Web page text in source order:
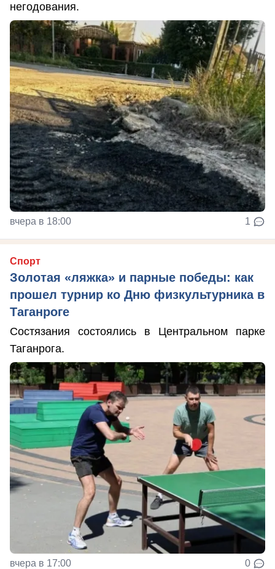
негодования.
вчера в 18:00 1
Спорт
Золотая «ляжка» и парные победы: как
прошел турнир ко Дню физкультурника в
Таганроге
Состязания состоялись в Центральном парке
Таганрога.
вчера в 17:00 0